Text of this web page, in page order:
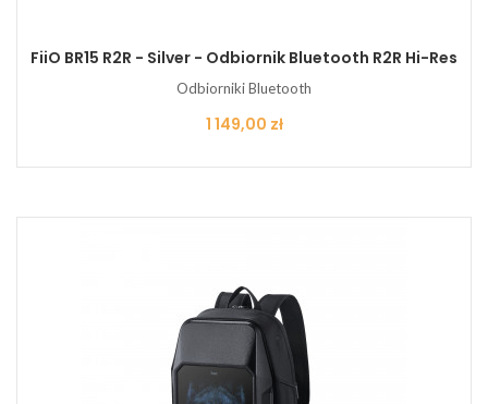
FiiO BR15 R2R - Silver - Odbiornik Bluetooth R2R Hi-Res
Odbiorniki Bluetooth
Cena
1 149,00 zł